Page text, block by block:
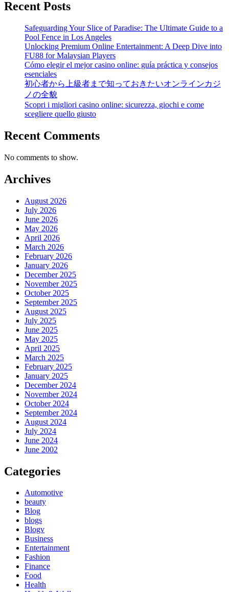
Recent Posts
Safeguarding Your Slice of Paradise: The Ultimate Guide to a
Pool Fence in Los Angeles
Unlocking Premium Online Entertainment: A Deep Dive into
FU88 for Malaysian Players
Cómo elegir el mejor casino online: guía práctica y consejos
esenciales
初心者から上級者まで知っておきたいオンラインカジ
ノの全貌
Scopri i migliori casino online: sicurezza, giochi e come
scegliere quello giusto
Recent Comments
No comments to show.
Archives
August 2026
July 2026
June 2026
May 2026
April 2026
March 2026
February 2026
January 2026
December 2025
November 2025
October 2025
September 2025
August 2025
July 2025
June 2025
May 2025
April 2025
March 2025
February 2025
January 2025
December 2024
November 2024
October 2024
September 2024
August 2024
July 2024
June 2024
June 2002
Categories
Automotive
beauty
Blog
blogs
Blogv
Business
Entertainment
Fashion
Finance
Food
Health